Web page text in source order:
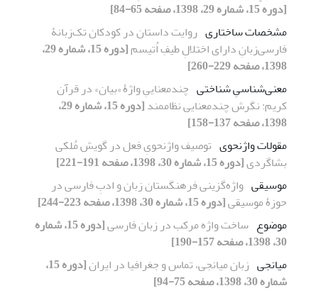
[دوره 15، شماره 29، 1398، صفحه 65-84]
مشخصات ساختاری روایت داستان‌ در کودکان تک‌زبانۀ
فارسی‌زبانِ دارای ‌اختلالِ طیفِ اُتیسم
[دوره 15، شماره 29،
1398، صفحه 229-260]
معنی‌شناسیِ شناختی چندمعناییِ واژۀ «بیان» در قرآن
کریم: نگرش چندمعنایی نظام‏مند
[دوره 15، شماره 29،
1398، صفحه 137-158]
مقولات واژنحوی توصیف واژنحویِ فعل در گویش مُلکی
بشاگردی[دوره 15، شماره 30، 1398، صفحه 191-221]
موسیقی واژه‌گزینی فرهنگستان زبان و ادبِ فارسی در
حوزۀ موسیقی[دوره 15، شماره 30، 1398، صفحه 223-244]
موضوع ساخت واژه مرکب در زبان فارسی
[دوره 15، شماره
30، 1398، صفحه 157-190]
میانجی زبان میانجی، تماس و جغرافیا در ایران
[دوره 15،
شماره 30، 1398، صفحه 75-94]